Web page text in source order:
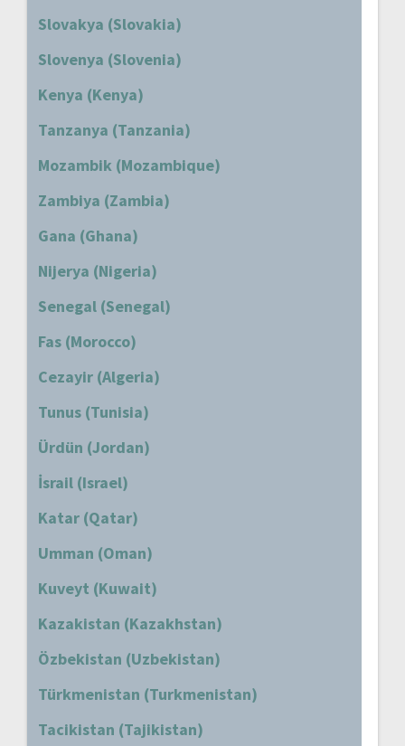
Slovakya (Slovakia)
Slovenya (Slovenia)
Kenya (Kenya)
Tanzanya (Tanzania)
Mozambik (Mozambique)
Zambiya (Zambia)
Gana (Ghana)
Nijerya (Nigeria)
Senegal (Senegal)
Fas (Morocco)
Cezayir (Algeria)
Tunus (Tunisia)
Ürdün (Jordan)
İsrail (Israel)
Katar (Qatar)
Umman (Oman)
Kuveyt (Kuwait)
Kazakistan (Kazakhstan)
Özbekistan (Uzbekistan)
Türkmenistan (Turkmenistan)
Tacikistan (Tajikistan)